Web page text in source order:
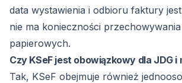
data wystawienia i odbioru faktury
nie ma konieczności
papierowych.
Czy KSeF jest obowiązkowy dla JDG i
Tak, KSeF obejmuje również